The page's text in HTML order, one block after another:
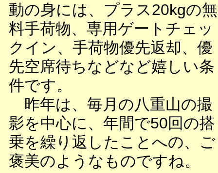
動の身には、プラス20kgの無
料手荷物、専用ゲートチェッ
クイン、手荷物優先返却、優
先空席待ちなどなど嬉しい条
件です。
昨年は、毎月の八重山の撮
影を中心に、年間で50回の搭
乗を繰り返したことへの、ご
褒美のようなものですね。